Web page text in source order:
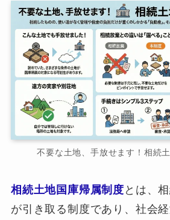
不要な土地、手放せます！相続
相続土地国庫帰属制度 とは、
が引き取る制度であり、社会